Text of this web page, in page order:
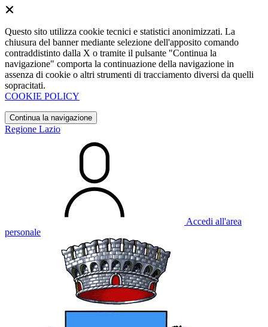
Questo sito utilizza cookie tecnici e statistici anonimizzati. La
chiusura del banner mediante selezione dell'apposito comando
contraddistinto dalla X o tramite il pulsante "Continua la
navigazione" comporta la continuazione della navigazione in
assenza di cookie o altri strumenti di tracciamento diversi da quelli
sopracitati.
COOKIE POLICY
Continua la navigazione
Regione Lazio
Accedi all'area
personale